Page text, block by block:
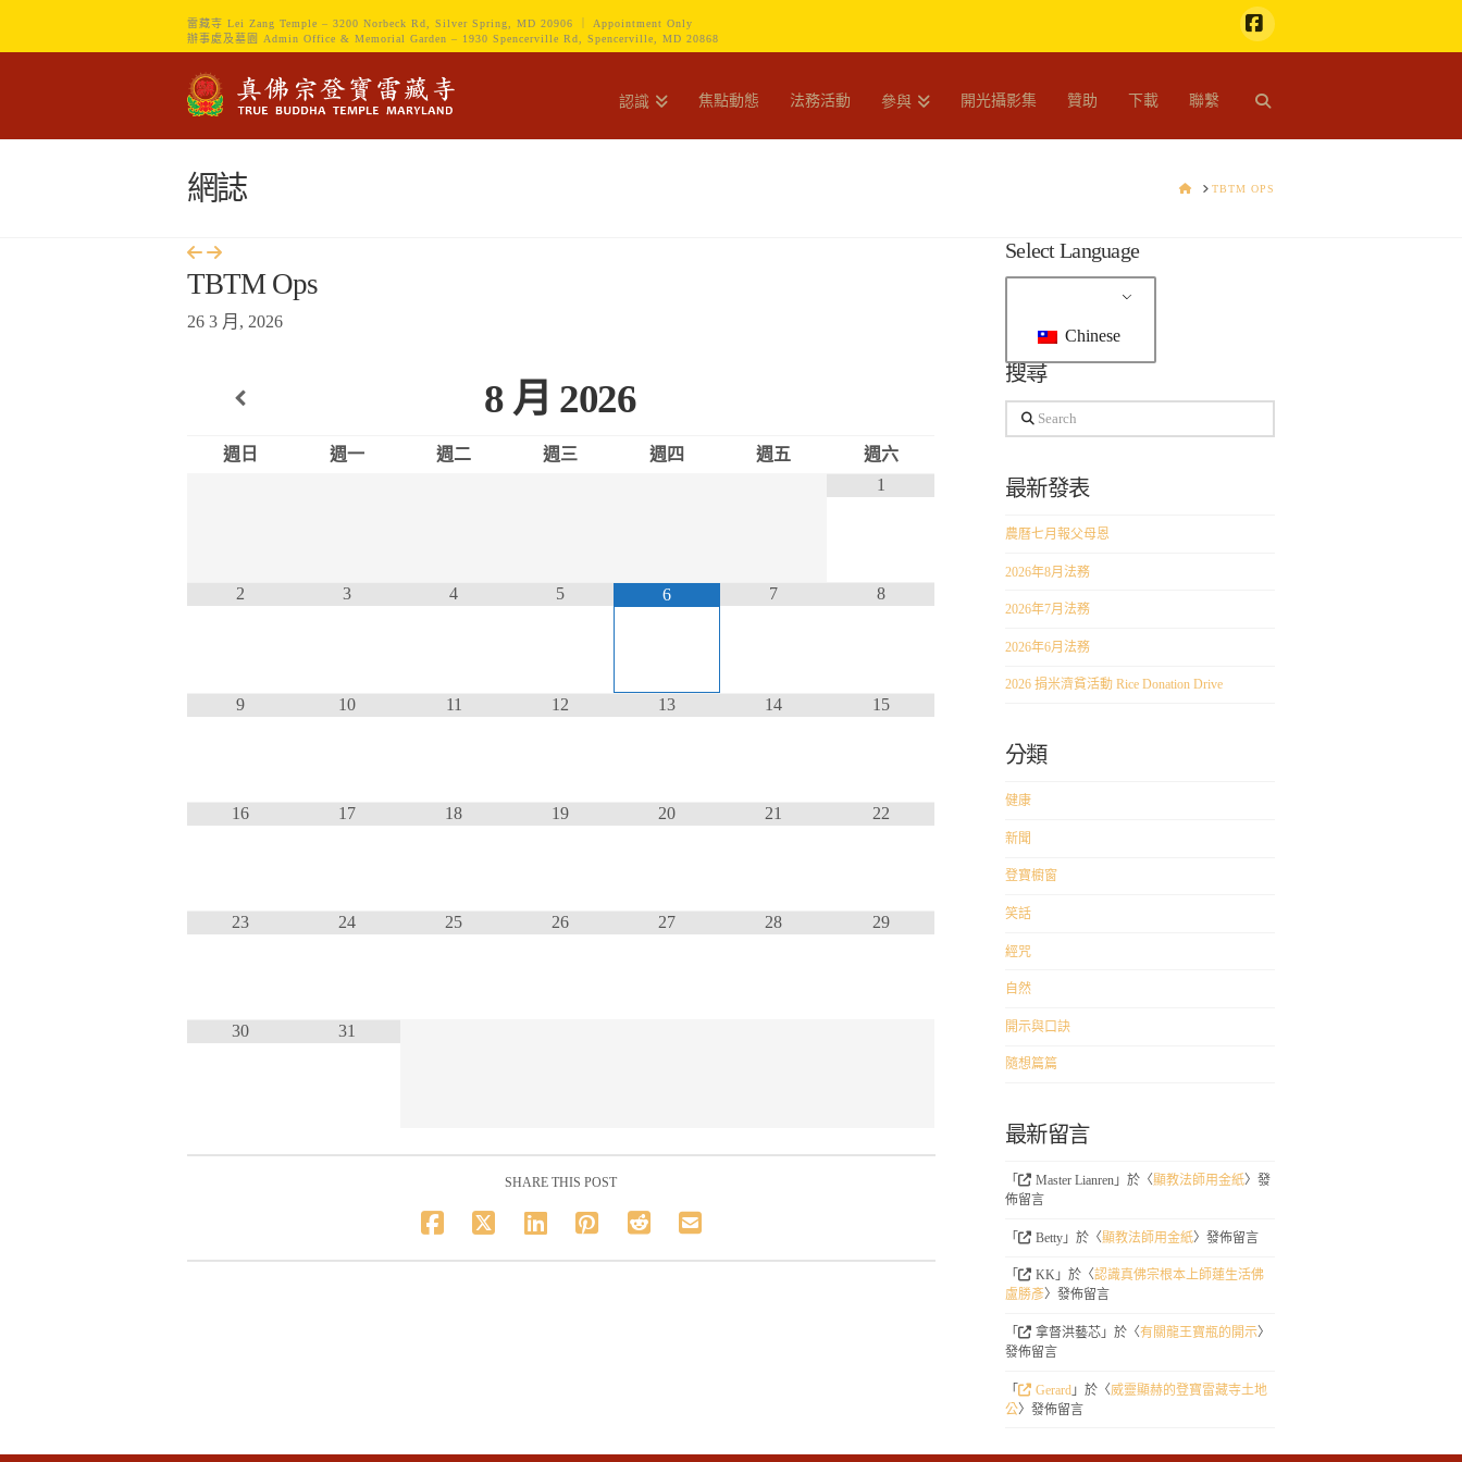
雷藏寺 Lei Zang Temple – 3200 Norbeck Rd, Silver Spring, MD 20906 ｜ Appointment Only
辦事處及墓園 Admin Office & Memorial Garden – 1930 Spencerville Rd, Spencerville, MD 20868
Facebook
認識 焦點動態 法務活動 參與 開光攝影集 贊助 下載 聯繫
網誌 HOMETBTM OPS
TBTM Ops
26 3 月, 2026
8 月 2026
週日 週一 週二 週三 週四 週五
週六
1
2 3 4 5 6 7 8
9 10 11 12 13 14 15
16 17 18 19 20 21 22
23 24 25 26 27 28 29
30 31
SHARE THIS POST
Select Language
Chinese
搜尋
Search
最新發表
農曆七月報父母恩
2026年8月法務
2026年7月法務
2026年6月法務
2026 捐米濟貧活動 Rice Donation Drive
分類
健康
新聞
登寶櫥窗
笑話
經咒
自然
開示與口訣
隨想篇篇
最新留言
「 Master Lianren」於〈顯教法師用金紙〉發
佈留言
「 Betty」於〈顯教法師用金紙〉發佈留言
「 KK」於〈認識真佛宗根本上師蓮生活佛
盧勝彥〉發佈留言
「 拿督洪藝芯」於〈有關龍王寶瓶的開示〉
發佈留言
「 Gerard」於〈威靈顯赫的登寶雷藏寺土地
公〉發佈留言